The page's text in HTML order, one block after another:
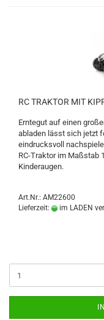
RC TRAKTOR MIT
Erntegut auf einen
abladen lässt sich jetzt
eindrucksvoll
RC-Traktor im Maßstab
Kinderaugen.
Art.Nr.: AM22600
Lieferzeit:
im LADEN